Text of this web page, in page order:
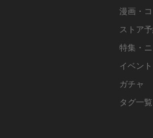
漫画・
ストア
特集・
イベン
ガチャ
タグ一覧